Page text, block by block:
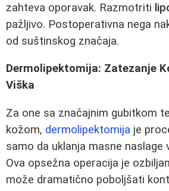
zahteva oporavak. Razmotriti
pažljivo. Postoperativna nega
od suštinskog značaja.
Dermolipektomija: Zatezanje
Viška
Za one sa značajnim gubitkom
kožom, dermolipektomija je
samo da uklanja masne naslage
Ova opsežna operacija je
može dramatično poboljšati